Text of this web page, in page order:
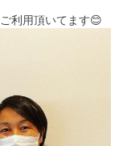
利用頂いてます😊